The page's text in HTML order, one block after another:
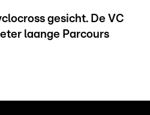
gesicht. De VC
laange Parcours